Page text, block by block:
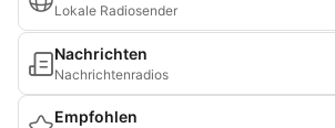
Lokale Radiosender
Nachrichten
Nachrichtenradios
Empfohlen